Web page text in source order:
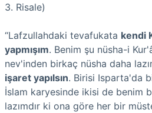
3. Risale)
“Lafzullahdaki tevafukata kendi
yapmışım. Benim şu nüsha-i
nev'inden birkaç nüsha daha
işaret yapılsın. Birisi Isparta'da
İslam karyesinde ikisi de benim
lazımdır ki ona göre her bir